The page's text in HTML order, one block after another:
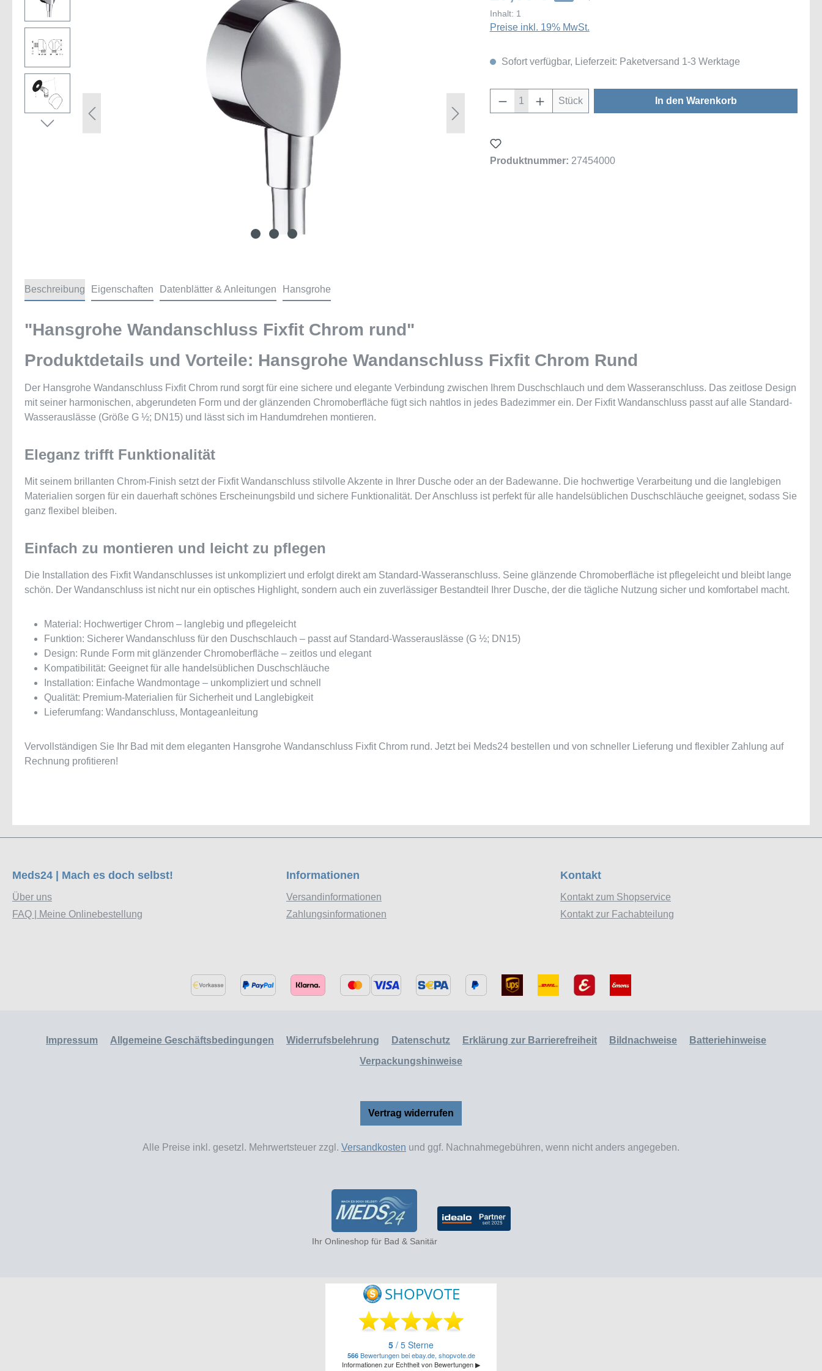
Inhalt: 1
Preise inkl. 19% MwSt.
Sofort verfügbar, Lieferzeit: Paketversand 1-3 Werktage
Produkt Anzahl: Gib den gewünschten Wert ein
Stück In den Warenkorb
Produktnummer: 27454000
Beschreibung Eigenschaften Datenblätter & Anleitungen Hansgrohe
"Hansgrohe Wandanschluss Fixfit Chrom rund"
Produktdetails und Vorteile: Hansgrohe Wandanschluss Fixfit Chrom Rund
Der Hansgrohe Wandanschluss Fixfit Chrom rund sorgt für eine sichere und elegante Verbindung zwischen Ihrem Duschschlauch und dem Wasseranschluss. Das zeitlose Design
mit seiner harmonischen, abgerundeten Form und der glänzenden Chromoberfläche fügt sich nahtlos in jedes Badezimmer ein. Der Fixfit Wandanschluss passt auf alle Standard-
Wasserauslässe (Größe G ½; DN15) und lässt sich im Handumdrehen montieren.
Eleganz trifft Funktionalität
Mit seinem brillanten Chrom-Finish setzt der Fixfit Wandanschluss stilvolle Akzente in Ihrer Dusche oder an der Badewanne. Die hochwertige Verarbeitung und die langlebigen
Materialien sorgen für ein dauerhaft schönes Erscheinungsbild und sichere Funktionalität. Der Anschluss ist perfekt für alle handelsüblichen Duschschläuche geeignet, sodass Sie
ganz flexibel bleiben.
Einfach zu montieren und leicht zu pflegen
Die Installation des Fixfit Wandanschlusses ist unkompliziert und erfolgt direkt am Standard-Wasseranschluss. Seine glänzende Chromoberfläche ist pflegeleicht und bleibt lange
schön. Der Wandanschluss ist nicht nur ein optisches Highlight, sondern auch ein zuverlässiger Bestandteil Ihrer Dusche, der die tägliche Nutzung sicher und komfortabel macht.
Material: Hochwertiger Chrom – langlebig und pflegeleicht
Funktion: Sicherer Wandanschluss für den Duschschlauch – passt auf Standard-Wasserauslässe (G ½; DN15)
Design: Runde Form mit glänzender Chromoberfläche – zeitlos und elegant
Kompatibilität: Geeignet für alle handelsüblichen Duschschläuche
Installation: Einfache Wandmontage – unkompliziert und schnell
Qualität: Premium-Materialien für Sicherheit und Langlebigkeit
Lieferumfang: Wandanschluss, Montageanleitung
Vervollständigen Sie Ihr Bad mit dem eleganten Hansgrohe Wandanschluss Fixfit Chrom rund. Jetzt bei Meds24 bestellen und von schneller Lieferung und flexibler Zahlung auf
Rechnung profitieren!
Meds24 | Mach es doch selbst!
Über uns
FAQ | Meine Onlinebestellung
Informationen
Versandinformationen
Zahlungsinformationen
Kontakt
Kontakt zum Shopservice
Kontakt zur Fachabteilung
Impressum Allgemeine Geschäftsbedingungen Widerrufsbelehrung Datenschutz Erklärung zur Barrierefreiheit Bildnachweise
Batteriehinweise
Verpackungshinweise
Vertrag widerrufen
Alle Preise inkl. gesetzl. Mehrwertsteuer zzgl. Versandkosten und ggf. Nachnahmegebühren, wenn nicht anders angegeben.
Ihr Onlineshop für Bad & Sanitär